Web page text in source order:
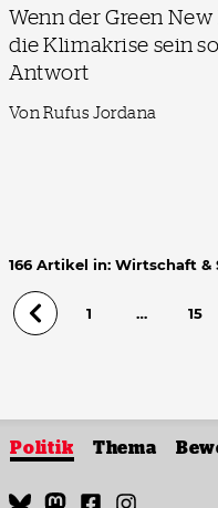
Wenn der Green
die Klimakrise sein
Antwort
Von Rufus Jordana
166 Artikel in: Wirtschaft &
1 … 15
Politik Thema